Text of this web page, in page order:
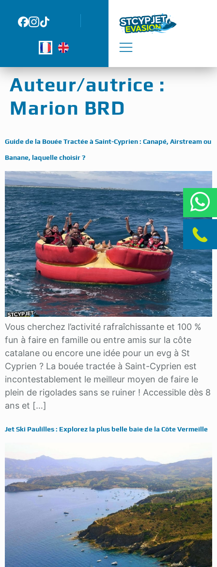
Auteur/autrice :
Marion BRD
Guide de la Bouée Tractée à Saint-Cyprien : Canapé, Airstream ou
Banane, laquelle choisir ?
Vous cherchez l’activité rafraîchissante et 100 %
fun à faire en famille ou entre amis sur la côte
catalane ou encore une idée pour un evg à St
Cyprien ? La bouée tractée à Saint-Cyprien est
incontestablement le meilleur moyen de faire le
plein de rigolades sans se ruiner ! Accessible dès 8
ans et […]
Jet Ski Paulilles : Explorez la plus belle baie de la Côte Vermeille